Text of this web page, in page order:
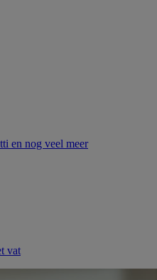
en nog veel meer
vat